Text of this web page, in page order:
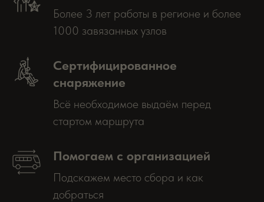
Более 3 лет работы в регионе и более
1000 завязанных узлов
Сертифицированное
снаряжение
Всё необходимое выдаём перед
стартом маршрута
Помогаем с организацией
Подскажем место сбора и как
добраться